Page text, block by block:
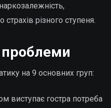
страхів різного ступеня.
на 9 основних груп:
виступає гостра потреба